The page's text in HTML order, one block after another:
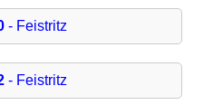
- Feistritz
- Feistritz